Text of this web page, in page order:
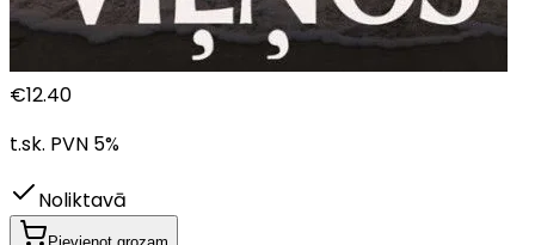
€12.40
t.sk. PVN 5%
Noliktavā